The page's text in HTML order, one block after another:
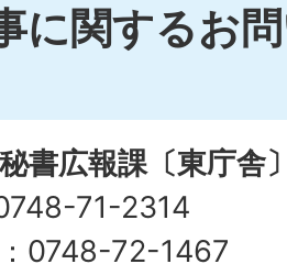
に関するお
書広報課〔東庁舎
71-2314
0748-72-1467